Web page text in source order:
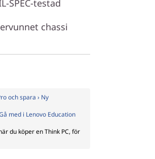
SPEC-testad
chassi
och spara › Ny
med i Lenovo Education
du köper en Think PC, för